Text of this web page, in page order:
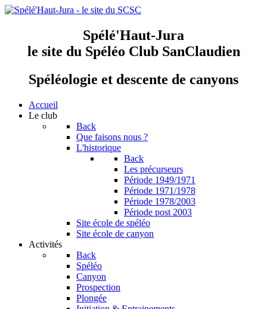
Spélé'Haut-Jura
le site du Spéléo Club SanClaudien
Spéléologie et descente de canyons
Accueil
Le club
Back
Que faisons nous ?
L'historique
Back
Les précurseurs
Période 1949/1971
Période 1971/1978
Période 1978/2003
Période post 2003
Site école de spéléo
Site école de canyon
Activités
Back
Spéléo
Canyon
Prospection
Plongée